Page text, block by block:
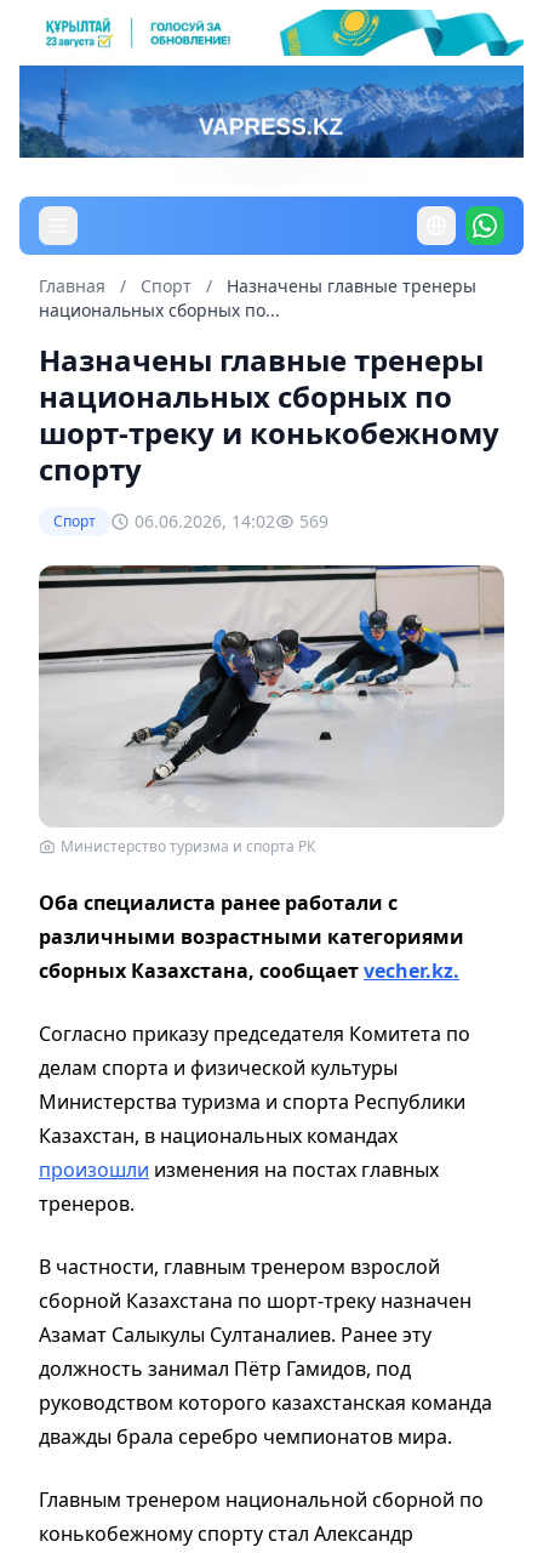
Главная / Спорт /
Назначены главные тренеры
национальных сборных по...
Назначены главные тренеры
национальных сборных по
шорт-треку и конькобежному
спорту
Спорт 06.06.2026, 14:02 569
Министерство туризма и спорта РК
Оба специалиста ранее работали с
различными возрастными категориями
сборных Казахстана, сообщаетvecher.kz.
Согласно приказу председателя Комитета по
делам спорта и физической культуры
Министерства туризма и спорта Республики
Казахстан, в национальных командах
произошли изменения на постах главных
тренеров.
В частности, главным тренером взрослой
сборной Казахстана по шорт-треку назначен
Азамат Салыкулы Султаналиев. Ранее эту
должность занимал Пётр Гамидов, под
руководством которого казахстанская команда
дважды брала серебро чемпионатов мира.
Главным тренером национальной сборной по
конькобежному спорту стал Александр